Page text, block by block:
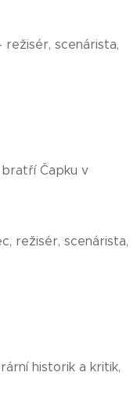
režisér, scenárista,
Čapku v
režisér, scenárista,
historik a kritik,